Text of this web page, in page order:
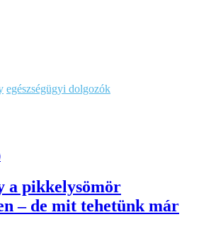
egészségügyi dolgozók
a pikkelysömör
– de mit tehetünk már